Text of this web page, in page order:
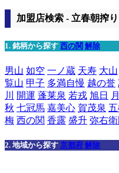
加盟店検索 - 立春朝搾り
1. 銘柄から探す 西の関 解除
男山 如空 一ノ蔵 天寿 大山
覧山 甲子 多満自慢 越の誉
川
開運 蓬莱泉 若戎 旭日
秋 七冠馬 嘉美心 賀茂泉
梅 西の関 香露 盛升 弥右衛
2. 地域から探す 京都府 解除